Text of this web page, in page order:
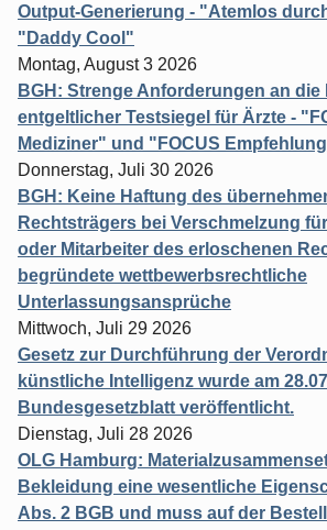
Output-Generierung - "Atemlos
"Daddy Cool"
Montag, August 3 2026
BGH: Strenge Anforderungen an die
entgeltlicher Testsiegel für Ärzte -
Mediziner" und "FOCUS
Donnerstag, Juli 30 2026
BGH: Keine Haftung des
Rechtsträgers bei Verschmelzung
oder Mitarbeiter des erloschenen
begründete wettbewerbsrechtliche
Unterlassungsansprüche
Mittwoch, Juli 29 2026
Gesetz zur Durchführung der
künstliche Intelligenz wurde am
Bundesgesetzblatt veröffentlicht.
Dienstag, Juli 28 2026
OLG Hamburg:
Bekleidung eine wesentliche
Abs. 2 BGB und muss auf der